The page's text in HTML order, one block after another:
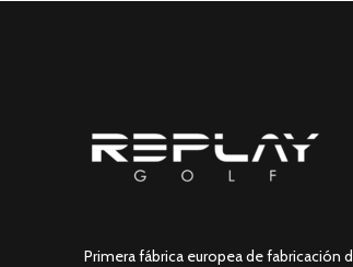
Primera fábrica europea de fabricación